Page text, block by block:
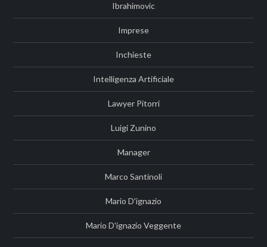
Ibrahimovic
Imprese
Inchieste
Intelligenza Artificiale
Lawyer Pitorri
Luigi Zunino
Manager
Marco Santinoli
Mario D'ignazio
Mario D'ignazio Veggente